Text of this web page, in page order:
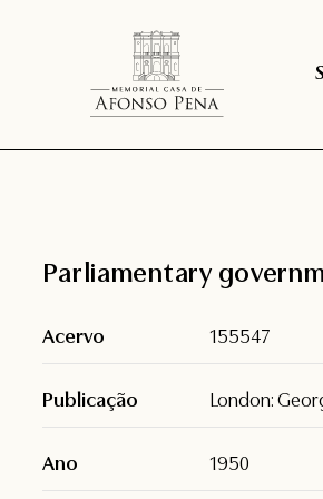
Parliamentary
Acervo 155547
Publicação London:
Ano 1950